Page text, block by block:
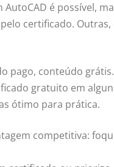
AutoCAD é possível,
certificado.
pago, conteúdo grátis.
gratuito em
ótimo para prática.
competitiva: